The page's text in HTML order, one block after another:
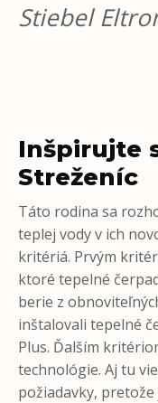
Stiebel
Inšpirujte
Streženíc
Táto rodina sa
teplej vody v ich
kritériá. Prvým
ktoré tepelné
berie z
inštalovali tepelné
Plus. Ďalším
technológie. Aj tu
požiadavky,